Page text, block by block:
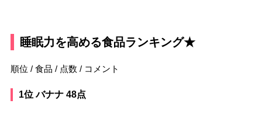
睡眠力を高める食品ランキング★
順位 / 食品 / 点数 / コメント
1位 バナナ 48点